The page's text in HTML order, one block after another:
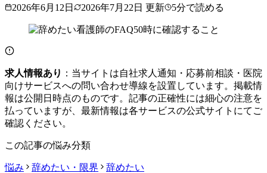
2026年6月12日 2026年7月22日 更新 5分で読める
求人情報あり ：当サイトは自社求人通知・応募前相談・医院
向けサービスへの問い合わせ導線を設置しています。掲載情
報は公開日時点のものです。記事の正確性には細心の注意を
払っていますが、最新情報は各サービスの公式サイトにてご
確認ください。
この記事の悩み分類
悩み 辞めたい・限界 辞めたい